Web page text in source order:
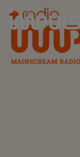
Radio Impuls